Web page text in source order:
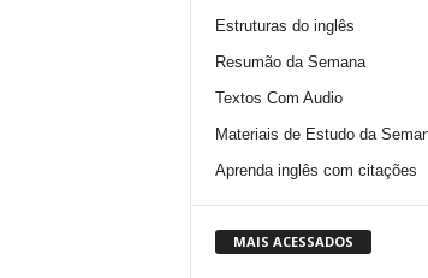
Estruturas do inglês
Resumão da Semana
Textos Com Audio
Materiais de Estudo da
Aprenda inglês com citações
MAIS ACESSADOS